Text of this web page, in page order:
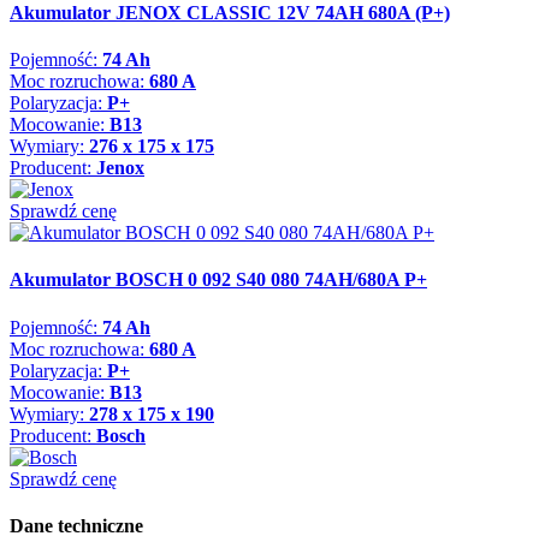
Akumulator JENOX CLASSIC 12V 74AH 680A (P+)
Pojemność: 74 Ah
Moc rozruchowa: 680 A
Polaryzacja: P+
Mocowanie: B13
Wymiary: 276 x 175 x 175
Producent: Jenox
Sprawdź cenę
Akumulator BOSCH 0 092 S40 080 74AH/680A P+
Pojemność: 74 Ah
Moc rozruchowa: 680 A
Polaryzacja: P+
Mocowanie: B13
Wymiary: 278 x 175 x 190
Producent: Bosch
Sprawdź cenę
Dane techniczne